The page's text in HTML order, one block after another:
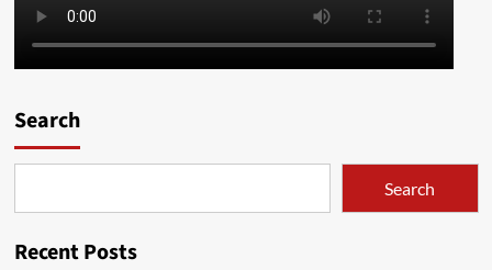
Search
Search
Recent Posts